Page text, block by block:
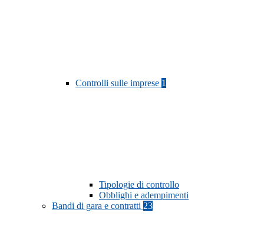
Controlli sulle imprese 1
Tipologie di controllo
Obblighi e adempimenti
Bandi di gara e contratti 23